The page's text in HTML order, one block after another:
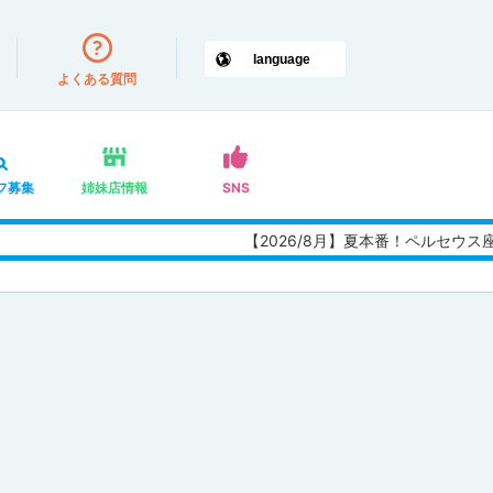
よくある質問
募集 姉妹店情報 SNS
【2026/8月】夏本番！ペルセウス